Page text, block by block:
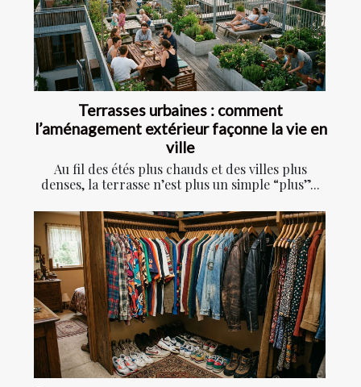
Terrasses urbaines : comment
l’aménagement extérieur façonne la vie en
ville
Au fil des étés plus chauds et des villes plus
denses, la terrasse n’est plus un simple “plus”...